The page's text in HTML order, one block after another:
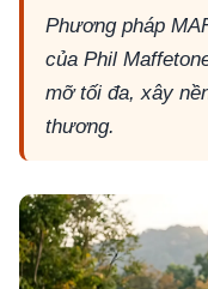
Phương pháp
của Phil
mỡ tối đa, xây
thương.